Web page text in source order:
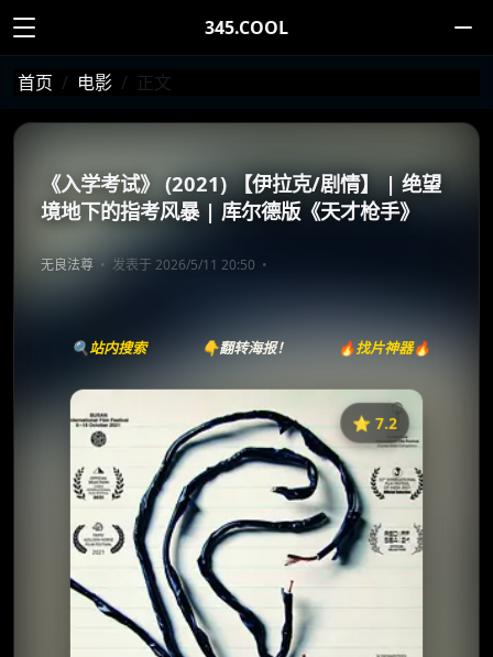
345.COOL
首页 电影 正文
《入学考试》 (2021) 【伊拉克/剧情】 | 绝望
境地下的指考风暴 | 库尔德版《天才枪手》
无良法尊 发表于 2026/5/11 20:50
🔍站内搜索 👇翻转海报！ 🔥找片神器🔥
⭐️ 7.2
《入学考试》
⭐
收藏
⭐️ 评分：7.2 | 🎬 2021年
夸克网盘